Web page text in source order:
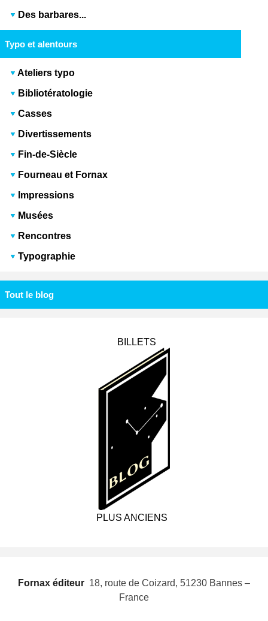
Des barbares...
Typo et alentours
Ateliers typo
Bibliotératologie
Casses
Divertissements
Fin-de-Siècle
Fourneau et Fornax
Impressions
Musées
Rencontres
Typographie
Tout le blog
BILLETS
PLUS ANCIENS
Fornax éditeur  18, route de Coizard, 51230 Bannes –
France